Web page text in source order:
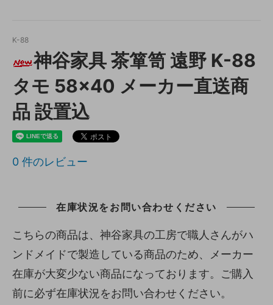
K-88
神谷家具 茶箪笥 遠野 K-88
タモ 58×40 メーカー直送商
品 設置込
0 件のレビュー
在庫状況をお問い合わせください
こちらの商品は、神谷家具の工房で職人さんがハ
ンドメイドで製造している商品のため、メーカー
在庫が大変少ない商品になっております。ご購入
前に必ず在庫状況をお問い合わせください。